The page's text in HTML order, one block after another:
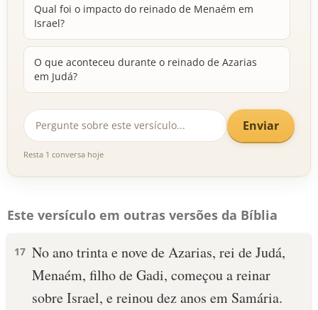
Qual foi o impacto do reinado de Menaém em
Israel?
O que aconteceu durante o reinado de Azarias
em Judá?
Enviar
Resta 1 conversa hoje
Este versículo em outras versões da Bíblia
17 No ano trinta e nove de Azarias, rei de Judá,
Menaém, filho de Gadi, começou a reinar
sobre Israel, e reinou dez anos em Samária.